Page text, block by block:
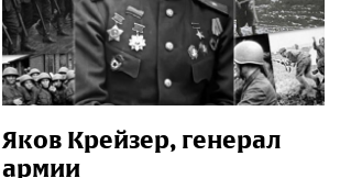
Яков Крейзер, генерал
армии